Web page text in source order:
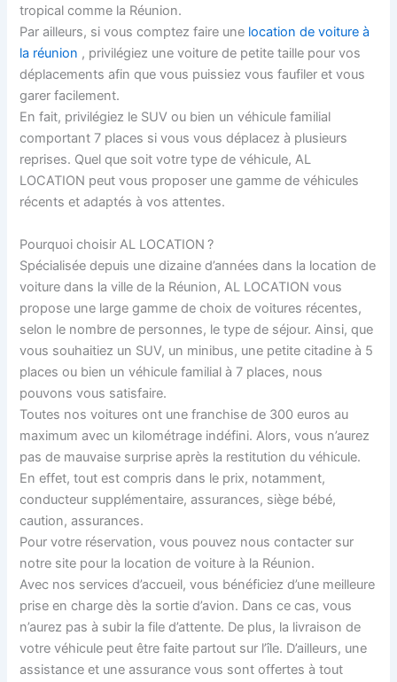
tropical comme la Réunion.
Par ailleurs, si vous comptez faire une location de voiture à
la réunion , privilégiez une voiture de petite taille pour vos
déplacements afin que vous puissiez vous faufiler et vous
garer facilement.
En fait, privilégiez le SUV ou bien un véhicule familial
comportant 7 places si vous vous déplacez à plusieurs
reprises. Quel que soit votre type de véhicule, AL
LOCATION peut vous proposer une gamme de véhicules
récents et adaptés à vos attentes.
Pourquoi choisir AL LOCATION ?
Spécialisée depuis une dizaine d’années dans la location de
voiture dans la ville de la Réunion, AL LOCATION vous
propose une large gamme de choix de voitures récentes,
selon le nombre de personnes, le type de séjour. Ainsi, que
vous souhaitiez un SUV, un minibus, une petite citadine à 5
places ou bien un véhicule familial à 7 places, nous
pouvons vous satisfaire.
Toutes nos voitures ont une franchise de 300 euros au
maximum avec un kilométrage indéfini. Alors, vous n’aurez
pas de mauvaise surprise après la restitution du véhicule.
En effet, tout est compris dans le prix, notamment,
conducteur supplémentaire, assurances, siège bébé,
caution, assurances.
Pour votre réservation, vous pouvez nous contacter sur
notre site pour la location de voiture à la Réunion.
Avec nos services d’accueil, vous bénéficiez d’une meilleure
prise en charge dès la sortie d’avion. Dans ce cas, vous
n’aurez pas à subir la file d’attente. De plus, la livraison de
votre véhicule peut être faite partout sur l’île. D’ailleurs, une
assistance et une assurance vous sont offertes à tout